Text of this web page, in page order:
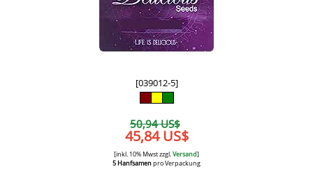
[039012-5]
50,94 US$
45,84 US$
[inkl. 10% Mwst zzgl.Versand]
5 Hanfsamenpro Verpackung